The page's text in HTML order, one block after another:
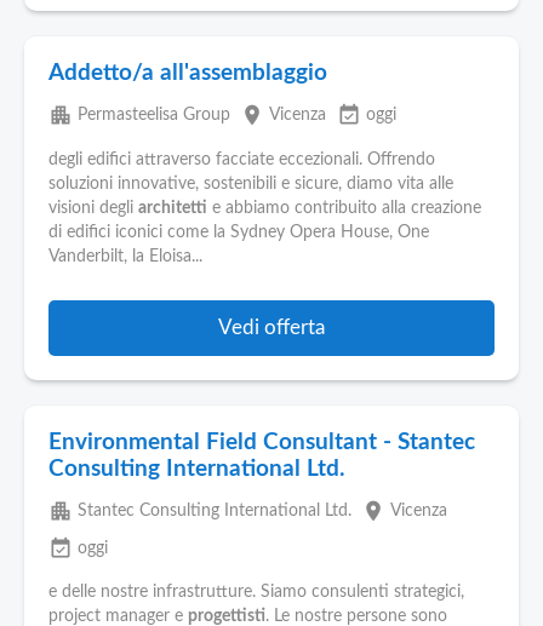
Addetto/a all'assemblaggio
apartment Permasteelisa Group place Vicenza event_available oggi
degli edifici attraverso facciate eccezionali. Offrendo
soluzioni innovative, sostenibili e sicure, diamo vita alle
visioni degli architetti e abbiamo contribuito alla creazione
di edifici iconici come la Sydney Opera House, One
Vanderbilt, la Eloisa...
Vedi offerta
Environmental Field Consultant - Stantec
Consulting International Ltd.
apartment Stantec Consulting International Ltd. place Vicenza
event_available oggi
e delle nostre infrastrutture. Siamo consulenti strategici,
project manager e progettisti. Le nostre persone sono